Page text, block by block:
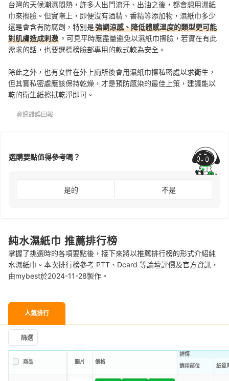
台灣的天候潮濕悶熱，許多人出門流汗、出油之後，都會想用濕紙
巾來擦臉。但實際上，即便沒有酒精、香精等添加物，濕紙巾多少
還是會含有防腐劑，特別是強調涼感、降低體感溫度的類型更可能
對肌膚造成刺激 。可見平時應盡量避免以濕紙巾擦臉，若實在有此
需求的話，也要選標榜臉部專用的款式較為安全。
除此之外，也有女性在外上廁所後會用濕紙巾擦私密處以求衛生，
但其實私密處應該保持乾燥，才是預防感染的最佳上策，建議能以
乾的衛生紙擦拭乾淨即可。
資訊錯誤回報
選購要點值得參考嗎？
是的 不是
純水濕紙巾 推薦排行榜
掌握了挑選時的各項要點後，接下來將以推薦排行榜的形式介紹純
水濕紙巾。本次排行榜參考 PTT、Dcard 等論壇評價及官方資訊，
由mybest於2024-11-28製作。
人氣排行
篩選
商品 圖片 價格
詳情
適用部位
紙質